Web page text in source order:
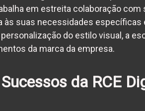
em estreita colaboração
às suas necessidades específicas
do estilo visual, a
da marca da empresa.
da RCE